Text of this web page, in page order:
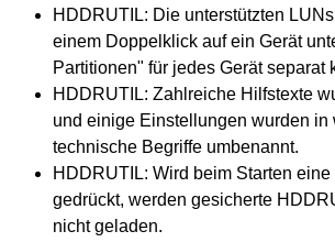
HDDRUTIL: Die unterstützten
einem Doppelklick auf ein Gerät
Partitionen" für jedes Gerät separat
HDDRUTIL: Zahlreiche Hilfstexte
und einige Einstellungen wurden in
technische Begriffe umbenannt.
HDDRUTIL: Wird beim Starten eine
gedrückt, werden gesicherte
nicht geladen.